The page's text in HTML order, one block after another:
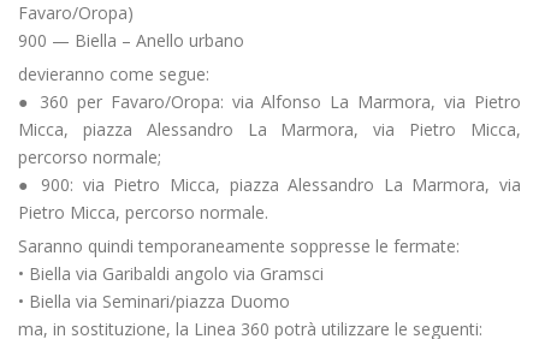
Favaro/Oropa)
900 — Biella – Anello urbano
devieranno come segue:
● 360 per Favaro/Oropa: via Alfonso La Marmora, via Pietro
Micca, piazza Alessandro La Marmora, via Pietro Micca,
percorso normale;
● 900: via Pietro Micca, piazza Alessandro La Marmora, via
Pietro Micca, percorso normale.
Saranno quindi temporaneamente soppresse le fermate:
• Biella via Garibaldi angolo via Gramsci
• Biella via Seminari/piazza Duomo
ma, in sostituzione, la Linea 360 potrà utilizzare le seguenti: